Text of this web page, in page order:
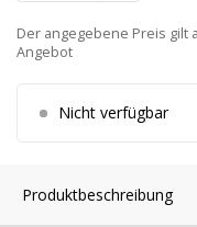
Der angegebene Preis gilt
Angebot
Nicht verfügbar
Produktbeschreibung